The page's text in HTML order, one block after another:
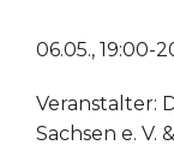
06.05., 19:00-
Veranstalter:
Sachsen e. V.